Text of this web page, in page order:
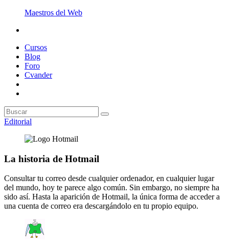
Maestros del Web
Cursos
Blog
Foro
Cvander
Editorial
La historia de Hotmail
Consultar tu correo desde cualquier ordenador, en cualquier lugar
del mundo, hoy te parece algo común. Sin embargo, no siempre ha
sido así. Hasta la aparición de Hotmail, la única forma de acceder a
una cuenta de correo era descargándolo en tu propio equipo.